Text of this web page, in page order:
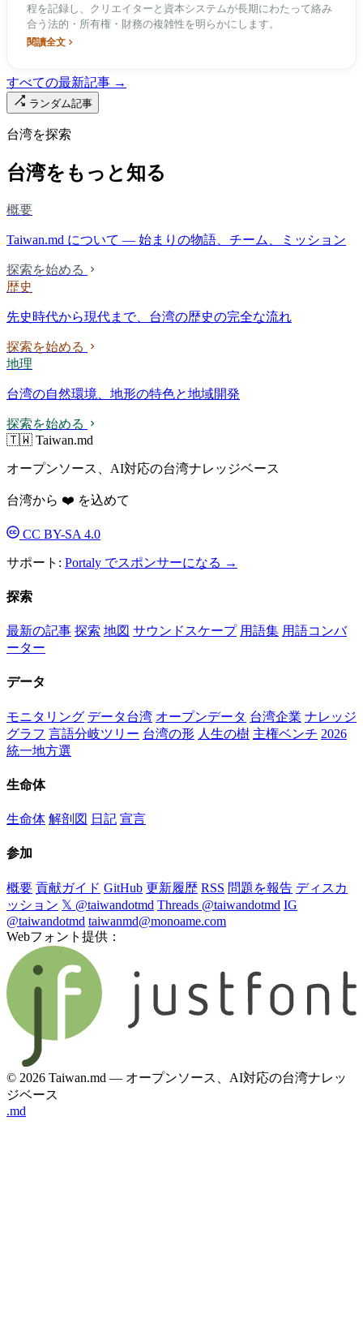
程を記録し、クリエイターと資本システムが長期にわたって絡み
合う法的・所有権・財務の複雑性を明らかにします。
閱讀全文
すべての最新記事 →
ランダム記事
台湾を探索
台湾をもっと知る
概要
Taiwan.md について — 始まりの物語、チーム、ミッション
探索を始める
歴史
先史時代から現代まで、台湾の歴史の完全な流れ
探索を始める
地理
台湾の自然環境、地形の特色と地域開発
探索を始める
🇹🇼 Taiwan.md
オープンソース、AI対応の台湾ナレッジベース
台湾から ❤️ を込めて
CC BY-SA 4.0
サポート: Portaly でスポンサーになる →
探索
最新の記事 探索 地図 サウンドスケープ 用語集 用語コンバ
ーター
データ
モニタリング データ台湾 オープンデータ 台湾企業 ナレッジ
グラフ 言語分岐ツリー 台湾の形 人生の樹 主権ベンチ 2026
統一地方選
生命体
生命体 解剖図 日記 宣言
参加
概要 貢献ガイド GitHub 更新履歴 RSS 問題を報告 ディスカ
ッション 𝕏 @taiwandotmd Threads @taiwandotmd IG
@taiwandotmd taiwanmd@monoame.com
Webフォント提供：
© 2026 Taiwan.md — オープンソース、AI対応の台湾ナレッ
ジベース
.md